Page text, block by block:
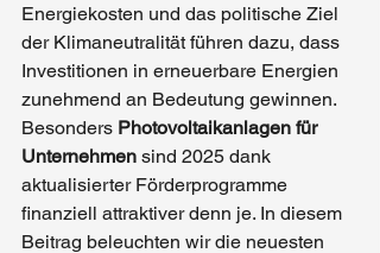
Energiekosten und das politische Ziel
der Klimaneutralität führen dazu, dass
Investitionen in erneuerbare Energien
zunehmend an Bedeutung gewinnen.
Besonders Photovoltaikanlagen für
Unternehmen sind 2025 dank
aktualisierter Förderprogramme
finanziell attraktiver denn je. In diesem
Beitrag beleuchten wir die neuesten